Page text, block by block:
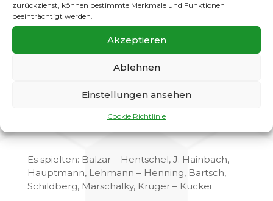
zurückziehst, können bestimmte Merkmale und Funktionen
beeinträchtigt werden.
Akzeptieren
Ablehnen
Einstellungen ansehen
Cookie Richtlinie
Widerstand schnell gebrochen. Lichtenrade
erzielte in der 50. und 55. Minute 2 Treffer.
Diese Treffer reichten, unsere Moral zu
brechen. Der überraschende Halbzeitstand
Konzentrationsmängel, individuelle Fehler und
Lichtenrade ausgenutzt und mit 4 weiteren
Es spielten: Balzar – Hentschel, J. Hainbach,
Hauptmann, Lehmann – Henning, Bartsch,
Schildberg, Marschalky, Krüger – Kuckei